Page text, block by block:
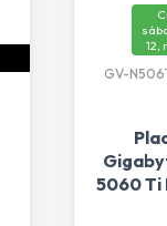
12,
GV-
5060 Ti